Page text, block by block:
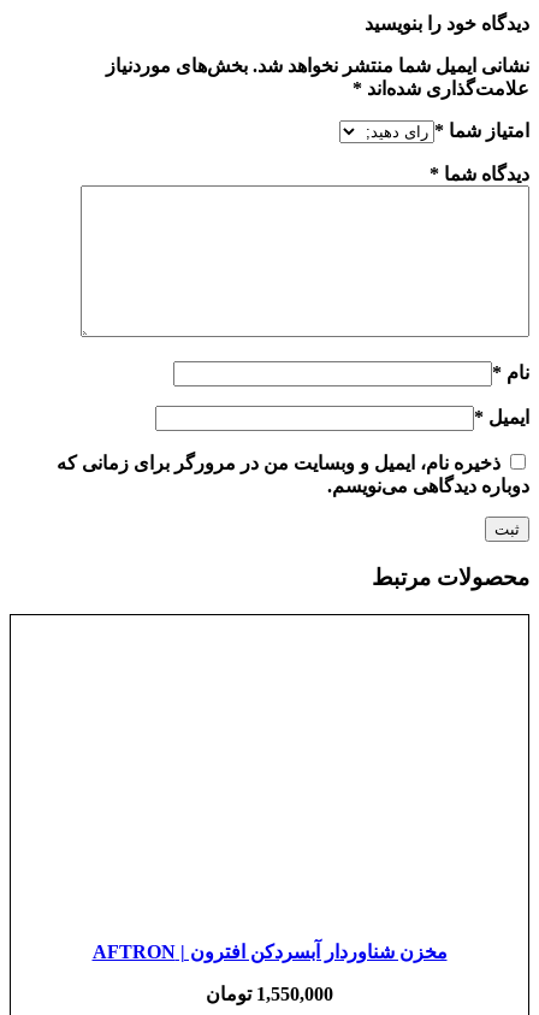
دیدگاه خود را بنویسید
نشانی ایمیل شما منتشر نخواهد شد. بخش‌های موردنیاز
علامت‌گذاری شده‌اند *
امتیاز شما *
دیدگاه شما *
نام *
ایمیل *
ذخیره نام، ایمیل و وبسایت من در مرورگر برای زمانی که
دوباره دیدگاهی می‌نویسم.
محصولات مرتبط
مخزن شناوردار آبسردکن افترون | AFTRON
1,550,000 تومان